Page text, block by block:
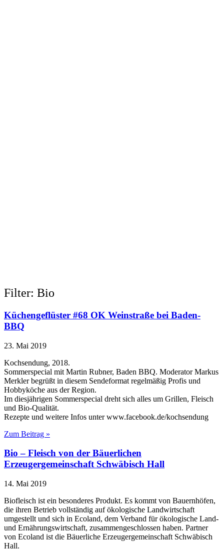
Filter: Bio
Küchengeflüster #68 OK Weinstraße bei Baden-
BBQ
23. Mai 2019
Kochsendung, 2018.
Sommerspecial mit Martin Rubner, Baden BBQ. Moderator Markus
Merkler begrüßt in diesem Sendeformat regelmäßig Profis und
Hobbyköche aus der Region.
Im diesjährigen Sommerspecial dreht sich alles um Grillen, Fleisch
und Bio-Qualität.
Rezepte und weitere Infos unter www.facebook.de/kochsendung
Zum Beitrag »
Bio – Fleisch von der Bäuerlichen
Erzeugergemeinschaft Schwäbisch Hall
14. Mai 2019
Biofleisch ist ein besonderes Produkt. Es kommt von Bauernhöfen,
die ihren Betrieb vollständig auf ökologische Landwirtschaft
umgestellt und sich in Ecoland, dem Verband für ökologische Land-
und Ernährungswirtschaft, zusammengeschlossen haben. Partner
von Ecoland ist die Bäuerliche Erzeugergemeinschaft Schwäbisch
Hall.